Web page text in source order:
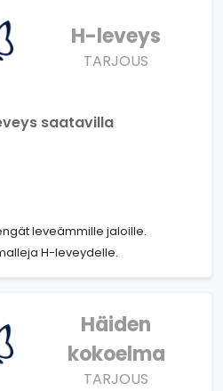
H-leveys
TARJOUS
saatavilla
leveämmille jaloille.
H-leveydelle.
Häiden
kokoelma
TARJOUS